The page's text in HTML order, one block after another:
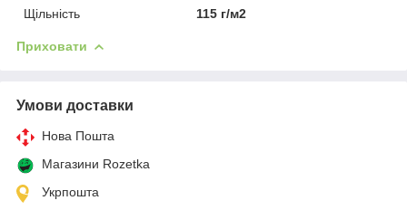
Щільність
115 г/м2
Приховати
Умови доставки
Нова Пошта
Магазини Rozetka
Укрпошта